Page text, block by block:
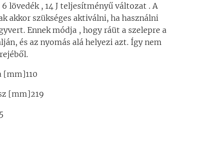
lövedék , 14 J teljesítményű változat . A
akkor szükséges aktiválni, ha használni
Ennek módja , hogy ráüt a szelepre a
és az nyomás alá helyezi azt. Így nem
[mm]110
[mm]219